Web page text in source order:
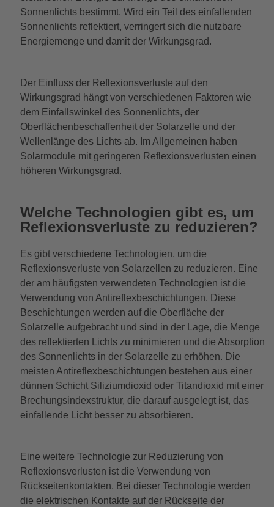
Sonnenlichts bestimmt. Wird ein Teil des einfallenden
Sonnenlichts reflektiert, verringert sich die nutzbare
Energiemenge und damit der Wirkungsgrad.
Der Einfluss der Reflexionsverluste auf den
Wirkungsgrad hängt von verschiedenen Faktoren wie
dem Einfallswinkel des Sonnenlichts, der
Oberflächenbeschaffenheit der Solarzelle und der
Wellenlänge des Lichts ab. Im Allgemeinen haben
Solarmodule mit geringeren Reflexionsverlusten einen
höheren Wirkungsgrad.
Welche Technologien gibt es, um
Reflexionsverluste zu reduzieren?
Es gibt verschiedene Technologien, um die
Reflexionsverluste von Solarzellen zu reduzieren. Eine
der am häufigsten verwendeten Technologien ist die
Verwendung von Antireflexbeschichtungen. Diese
Beschichtungen werden auf die Oberfläche der
Solarzelle aufgebracht und sind in der Lage, die Menge
des reflektierten Lichts zu minimieren und die Absorption
des Sonnenlichts in der Solarzelle zu erhöhen. Die
meisten Antireflexbeschichtungen bestehen aus einer
dünnen Schicht Siliziumdioxid oder Titandioxid mit einer
Brechungsindexstruktur, die darauf ausgelegt ist, das
einfallende Licht besser zu absorbieren.
Eine weitere Technologie zur Reduzierung von
Reflexionsverlusten ist die Verwendung von
Rückseitenkontakten. Bei dieser Technologie werden
die elektrischen Kontakte auf der Rückseite der